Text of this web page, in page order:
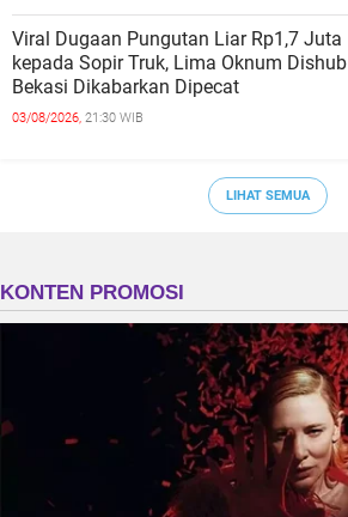
Viral Dugaan Pungutan Liar Rp1,7 Juta
kepada Sopir Truk, Lima Oknum Dishub
Bekasi Dikabarkan Dipecat
03/08/2026, 21:30 WIB
LIHAT SEMUA